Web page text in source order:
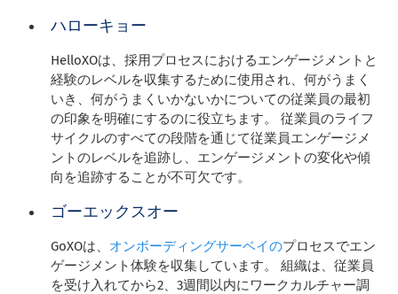
ハローキョー
HelloXOは、採用プロセスにおけるエンゲージメントと
経験のレベルを収集するために使用され、何がうまく
いき、何がうまくいかないかについての従業員の最初
の印象を明確にするのに役立ちます。 従業員のライフ
サイクルのすべての段階を通じて従業員エンゲージメ
ントのレベルを追跡し、エンゲージメントの変化や傾
向を追跡することが不可欠です。
ゴーエックスオー
GoXOは、 オンボーディングサーベイのプロセスでエン
ゲージメント体験を収集しています。 組織は、従業員
を受け入れてから2、3週間以内にワークカルチャー調